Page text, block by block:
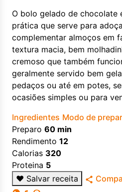
O bolo gelado de chocolate
prática que serve para
complementar almoços em
textura macia, bem
cremoso que também
geralmente servido bem
pedaços ou até em potes,
ocasiões simples ou para
Ingredientes Modo de
Preparo 60 min
Rendimento 12
Calorias 320
Proteina 5
♥ Salvar receita